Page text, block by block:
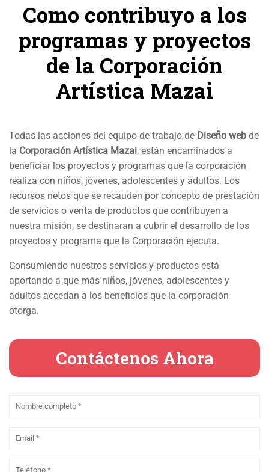
Como contribuyo a los
programas y proyectos
de la Corporación
Artística Mazai
Todas las acciones del equipo de trabajo de Diseño web de
la Corporación Artística Mazai, están encaminados a
beneficiar los proyectos y programas que la corporación
realiza con niños, jóvenes, adolescentes y adultos. Los
recursos netos que se recauden por concepto de prestación
de servicios o venta de productos que contribuyen a
nuestra misión, se destinaran a cubrir el desarrollo de los
proyectos y programa que la Corporación ejecuta.
Consumiendo nuestros servicios y productos está
aportando a que más niños, jóvenes, adolescentes y
adultos accedan a los beneficios que la corporación
otorga.
Contáctenos Ahora